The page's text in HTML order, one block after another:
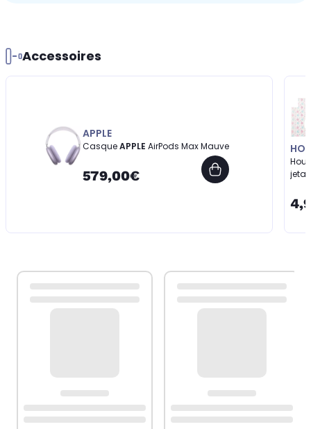
Accessoires
APPLE
CasqueAPPLE AirPods Max Mauve
579,00€